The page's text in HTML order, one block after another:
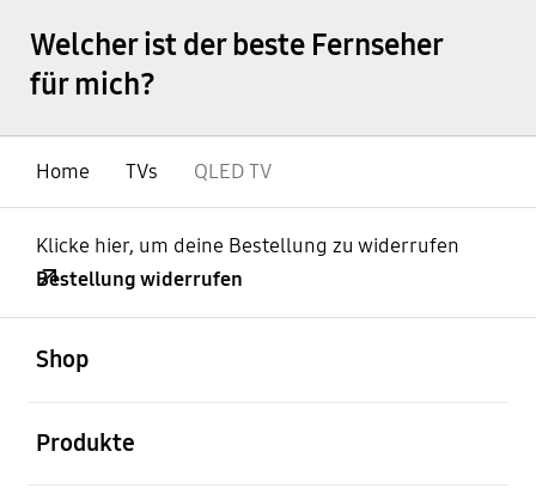
Welcher ist der beste Fernseher
für mich?
Home TVs QLED TV
Klicke hier, um deine Bestellung zu widerrufen
Bestellung widerrufen
Shop
Produkte